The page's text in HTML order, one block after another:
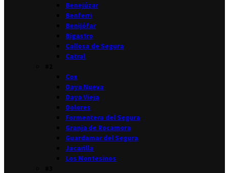
Benejúzar
Benferri
Benijófar
Bigastro
Callosa de Segura
Catral
Cox
Daya Nueva
Daya Vieja
Dolores
Formentera del Segura
Granja de Rocamora
Guardamar del Segura
Jacarilla
Los Montesinos